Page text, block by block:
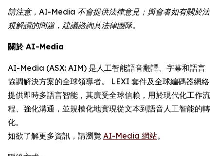
請注意，AI-Media 不會提供法律意見；與會者如有關於法
規解讀的問題，建議諮詢其法律團隊。
關於 AI-Media
AI-Media (ASX: AIM) 是人工智能語音翻譯、字幕和語言
協調解決方案的全球領導者。 LEXI 套件及全球編碼器網絡
提供即時多語言智能，其廣受全球信賴，用於現代化工作流
程、強化溝通，並規模化地實現從文本到語音人工智能的轉
化。
如欲了解更多資訊，請瀏覽 AI-Media 網站。